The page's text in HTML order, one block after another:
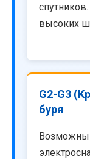
высоких
G2-G3
буря
Возможны